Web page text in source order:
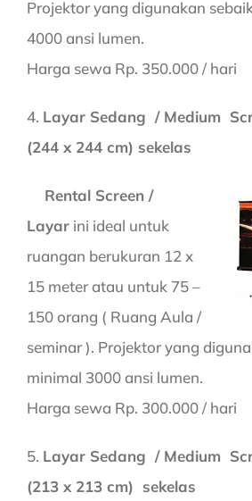
Projektor yang digunakan
4000 ansi lumen.
Harga sewa Rp. 350.000 / hari
4. Layar Sedang / Medium
(244 x 244 cm) sekelas
Rental Screen /
Layarini ideal untuk
ruangan berukuran 12 x
15 meter atau untuk 75 –
150 orang ( Ruang Aula /
seminar ). Projektor yang
minimal 3000 ansi lumen.
Harga sewa Rp. 300.000 / hari
5. Layar Sedang / Medium
(213 x 213 cm) sekelas